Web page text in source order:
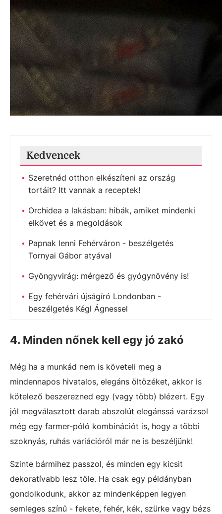
Kedvencek
Szeretnéd otthon elkészíteni az ország
tortáit? Itt vannak a receptek!
Orchidea a lakásban: hibák, amiket mindenki
elkövet és a megoldások
Papnak lenni Fehérváron - beszélgetés
Tornyai Gábor atyával
Gyöngyvirág: mérgező és gyógynövény is!
Egy fehérvári újságíró Londonban -
beszélgetés Kégl Ágnessel
4. Minden nőnek kell egy jó zakó
Még ha a munkád nem is követeli meg a
mindennapos hivatalos, elegáns öltözéket, akkor is
kötelező beszerezned egy (vagy több) blézert. Egy
jól megválasztott darab abszolút elegánssá varázsol
még egy farmer-póló kombinációt is, hogy a többi
szoknyás, ruhás variációról már ne is beszéljünk!
Szinte bármihez passzol, és minden egy kicsit
dekoratívabb lesz tőle. Ha csak egy példányban
gondolkodunk, akkor az mindenképpen legyen
semleges színű - fekete, fehér, kék, szürke vagy bézs